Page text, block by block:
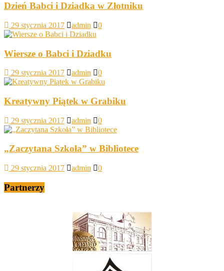
Dzień Babci i Dziadka w Złotniku
29 stycznia 2017 admin 0
Wiersze o Babci i Dziadku
29 stycznia 2017 admin 0
Kreatywny Piątek w Grabiku
29 stycznia 2017 admin 0
„Zaczytana Szkoła” w Bibliotece
29 stycznia 2017 admin 0
Partnerzy